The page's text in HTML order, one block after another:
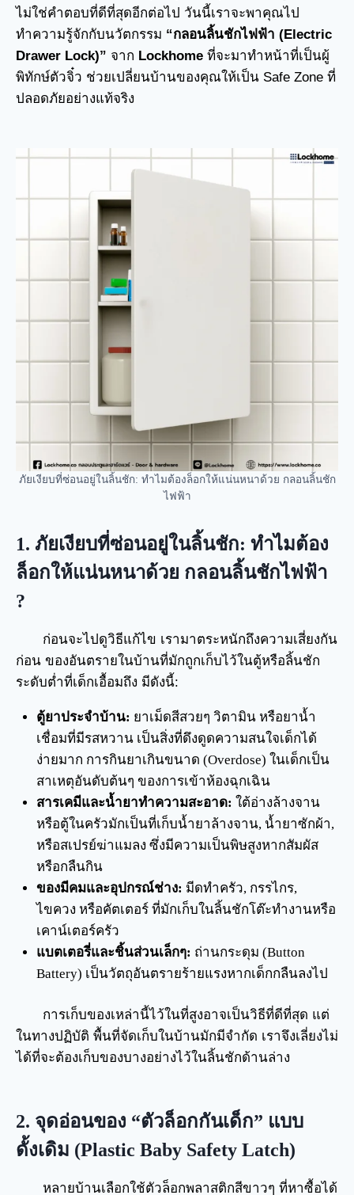
ไม่ใช่คำตอบที่ดีที่สุดอีกต่อไป วันนี้เราจะพาคุณไป
ทำความรู้จักกับนวัตกรรม “กลอนลิ้นชักไฟฟ้า (Electric
Drawer Lock)” จาก Lockhome ที่จะมาทำหน้าที่เป็นผู้
พิทักษ์ตัวจิ๋ว ช่วยเปลี่ยนบ้านของคุณให้เป็น Safe Zone ที่
ปลอดภัยอย่างแท้จริง
ภัยเงียบที่ซ่อนอยู่ในลิ้นชัก: ทำไมต้องล็อกให้แน่นหนาด้วย กลอนลิ้นชัก
ไฟฟ้า
1. ภัยเงียบที่ซ่อนอยู่ในลิ้นชัก: ทำไมต้อง
ล็อกให้แน่นหนาด้วย กลอนลิ้นชักไฟฟ้า
?
ก่อนจะไปดูวิธีแก้ไข เรามาตระหนักถึงความเสี่ยงกัน
ก่อน ของอันตรายในบ้านที่มักถูกเก็บไว้ในตู้หรือลิ้นชัก
ระดับต่ำที่เด็กเอื้อมถึง มีดังนี้:
ตู้ยาประจำบ้าน: ยาเม็ดสีสวยๆ วิตามิน หรือยาน้ำ
เชื่อมที่มีรสหวาน เป็นสิ่งที่ดึงดูดความสนใจเด็กได้
ง่ายมาก การกินยาเกินขนาด (Overdose) ในเด็กเป็น
สาเหตุอันดับต้นๆ ของการเข้าห้องฉุกเฉิน
สารเคมีและน้ำยาทำความสะอาด: ใต้อ่างล้างจาน
หรือตู้ในครัวมักเป็นที่เก็บน้ำยาล้างจาน, น้ำยาซักผ้า,
หรือสเปรย์ฆ่าแมลง ซึ่งมีความเป็นพิษสูงหากสัมผัส
หรือกลืนกิน
ของมีคมและอุปกรณ์ช่าง: มีดทำครัว, กรรไกร,
ไขควง หรือคัตเตอร์ ที่มักเก็บในลิ้นชักโต๊ะทำงานหรือ
เคาน์เตอร์ครัว
แบตเตอรี่และชิ้นส่วนเล็กๆ: ถ่านกระดุม (Button
Battery) เป็นวัตถุอันตรายร้ายแรงหากเด็กกลืนลงไป
การเก็บของเหล่านี้ไว้ในที่สูงอาจเป็นวิธีที่ดีที่สุด แต่
ในทางปฏิบัติ พื้นที่จัดเก็บในบ้านมักมีจำกัด เราจึงเลี่ยงไม่
ได้ที่จะต้องเก็บของบางอย่างไว้ในลิ้นชักด้านล่าง
2. จุดอ่อนของ “ตัวล็อกกันเด็ก” แบบ
ดั้งเดิม (Plastic Baby Safety Latch)
หลายบ้านเลือกใช้ตัวล็อกพลาสติกสีขาวๆ ที่หาซื้อได้